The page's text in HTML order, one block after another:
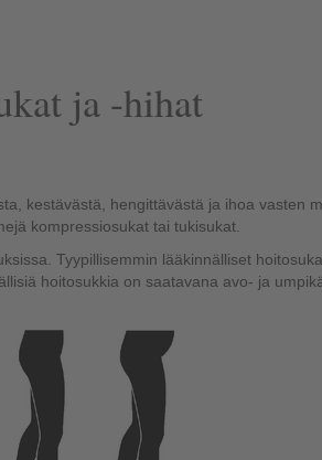
ja -hihat
kestävästä, hengittävästä ja ihoa vasten
kompressiosukat tai tukisukat.
Tyypillisemmin lääkinnälliset
hoitosukkia on saatavana avo- ja